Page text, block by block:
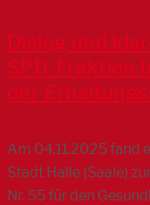
Dialog und
SPD-Fraktion
der
Am 04.11.2025 fand
Stadt Halle (Saale)
Nr. 55 für den